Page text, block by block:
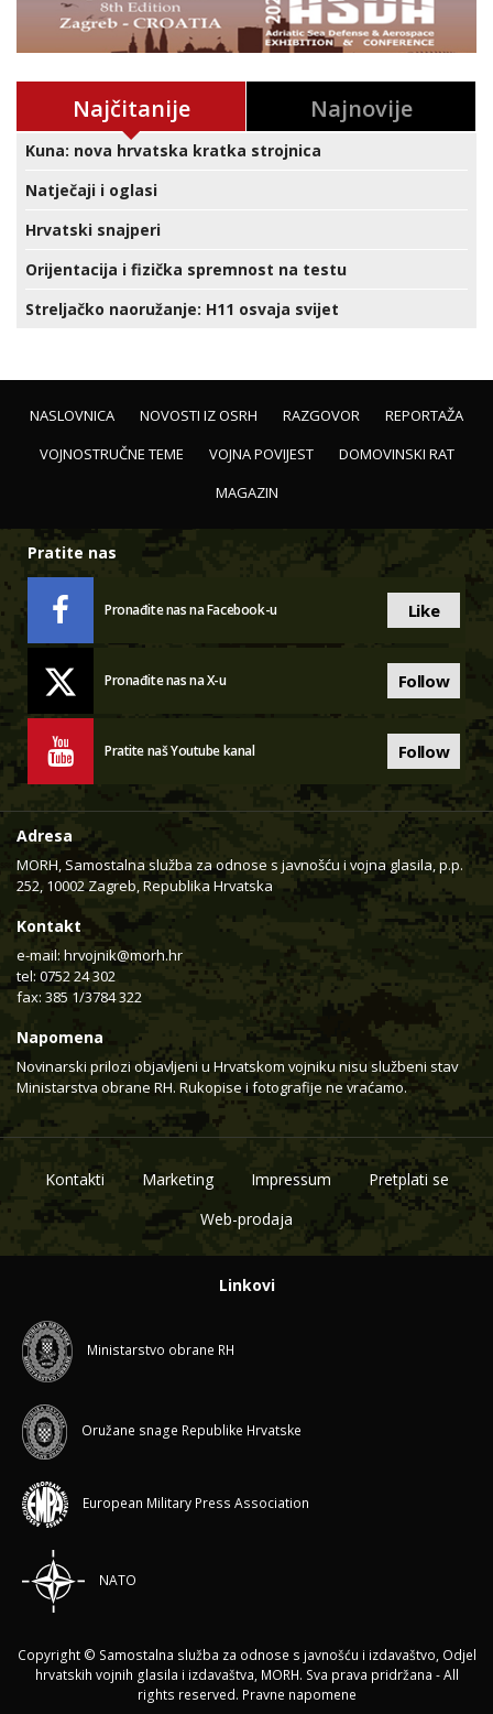
Najčitanije Najnovije
Kuna: nova hrvatska kratka strojnica
Natječaji i oglasi
Hrvatski snajperi
Orijentacija i fizička spremnost na testu
Streljačko naoružanje: H11 osvaja svijet
NASLOVNICA NOVOSTI IZ OSRH RAZGOVOR
REPORTAŽA
VOJNOSTRUČNE TEME
VOJNA POVIJEST
DOMOVINSKI RAT
MAGAZIN
Pratite nas
Pronađite nas na Facebook-u Like
Pronađite nas na X-u Follow
Pratite naš Youtube kanal Follow
Adresa
MORH, Samostalna služba za odnose s javnošću i vojna glasila, p.p.
252, 10002 Zagreb, Republika Hrvatska
Kontakt
e-mail: hrvojnik@morh.hr
tel: 0752 24 302
fax: 385 1/3784 322
Napomena
Novinarski prilozi objavljeni u Hrvatskom vojniku nisu službeni stav
Ministarstva obrane RH. Rukopise i fotografije ne vraćamo.
Kontakti Marketing Impressum
Pretplati se
Web-prodaja
Linkovi
Ministarstvo obrane RH
Oružane snage Republike Hrvatske
European Military Press Association
NATO
Copyright © Samostalna služba za odnose s javnošću i izdavaštvo, Odjel
hrvatskih vojnih glasila i izdavaštva, MORH. Sva prava pridržana - All
rights reserved. Pravne napomene